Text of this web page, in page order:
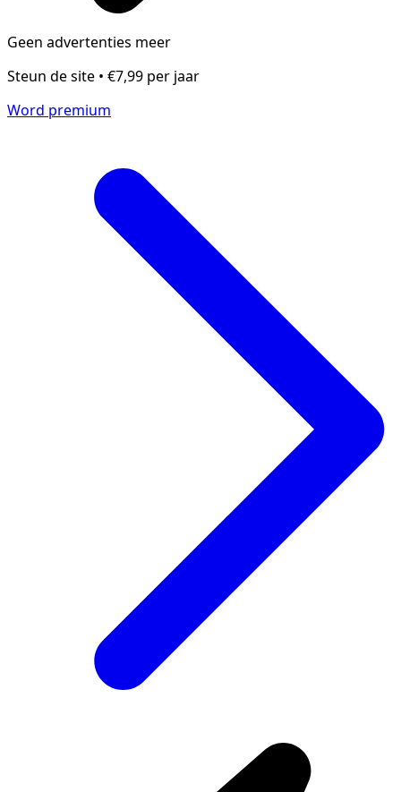
Geen advertenties meer
Steun de site • €7,99 per jaar
Word premium